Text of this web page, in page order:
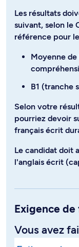
Les résultats
suivant, selon le
référence pour
Moyenne
B1 (tranche
Selon votre
pourriez devoir
français écrit
Le candidat doit
l'anglais écrit
Exigence de
Vous avez